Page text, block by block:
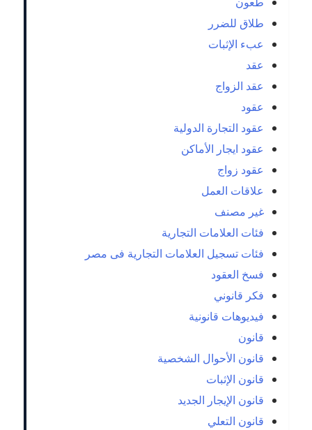
طلاق للضرر
عبء الإثبات
عقد
عقد الزواج
عقود
عقود التجارة الدولية
عقود ايجار الأماكن
عقود زواج
علاقات العمل
غير مصنف
فئات العلامات التجارية
فئات تسجيل العلامات التجارية فى مصر
فسخ العقود
فكر قانوني
فيديوهات قانونية
قانون
قانون الأحوال الشخصية
قانون الإثبات
قانون الإيجار الجديد
قانون التعلي